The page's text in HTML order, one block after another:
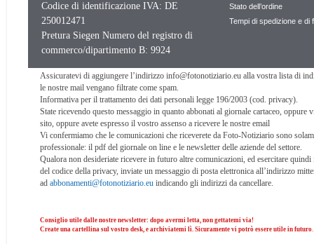
Codice di identificazione IVA: DE
250012471
Pretura Siegen Numero del registro di
commerco/dipartimento B: 9924
Stato dell’ordine
Tempi di spedizione e di
Assicuratevi di aggiungere l’indirizzo info@fotonotiziario.eu alla vostra lista di
le nostre mail vengano filtrate come spam.
Informativa per il trattamento dei dati personali legge 196/2003 (cod. privacy).
State ricevendo questo messaggio in quanto abbonati al giornale cartaceo, oppure
sito, oppure avete espresso il vostro assenso a ricevere le nostre email
Vi confermiamo che le comunicazioni che riceverete da Foto-Notiziario sono
professionale: il pdf del giornale on line e le newsletter delle aziende del settore.
Qualora non desideriate ricevere in futuro altre comunicazioni, ed esercitare
del codice della privacy, inviate un messaggio di posta elettronica all’indirizzo
ad abbonamenti@fotonotiziario.eu indicando gli indirizzi da cancellare.
Consiglio utile dalle nostre newsletter: dopo avermi letta, non gettatemi via!
Create una cartellina sul vostro desk, e archiviatemi lì. Sicuramente vi potrò essere utile in futuro.